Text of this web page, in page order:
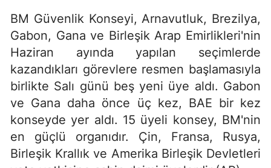
BM Güvenlik Konseyi, Arnavutluk, Brezilya,
Gabon, Gana ve Birleşik Arap Emirlikleri'nin
Haziran ayında yapılan seçimlerde
kazandıkları görevlere resmen başlamasıyla
birlikte Salı günü beş yeni üye aldı. Gabon
ve Gana daha önce üç kez, BAE bir kez
konseyde yer aldı. 15 üyeli konsey, BM'nin
en güçlü organıdır. Çin, Fransa, Rusya,
Birleşik Krallık ve Amerika Birleşik Devletleri